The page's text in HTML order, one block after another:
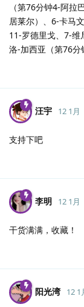
（第76分钟4-阿
居莱尔）、6-卡马
11-罗德里戈、7-
洛-加西亚（第76分
汪宇 12 1月
支持下吧
李明 12 1月
干货满满，收藏！
阳光湾 12 1